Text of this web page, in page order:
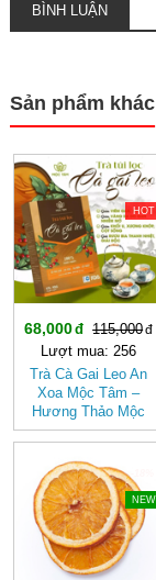
BÌNH LUẬN
Sản phẩm khác
-40%
HOT
68,000
115,000
Lượt mua: 256
Trà Cà Gai Leo An
Xoa Mộc Tâm –
Hương Thảo Mộc
Cho Ngày Thư Thái
NEW